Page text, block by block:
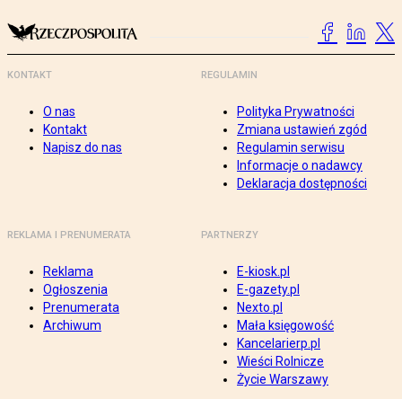
KONTAKT
O nas
Kontakt
Napisz do nas
REGULAMIN
Polityka Prywatności
Zmiana ustawień zgód
Regulamin serwisu
Informacje o nadawcy
Deklaracja dostępności
REKLAMA I PRENUMERATA
Reklama
Ogłoszenia
Prenumerata
Archiwum
PARTNERZY
E-kiosk.pl
E-gazety.pl
Nexto.pl
Mała księgowość
Kancelarierp.pl
Wieści Rolnicze
Życie Warszawy